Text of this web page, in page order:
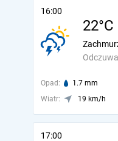
16:00
22°C
Opad: 1.7 mm
Wiatr:
19 km/h
17:00